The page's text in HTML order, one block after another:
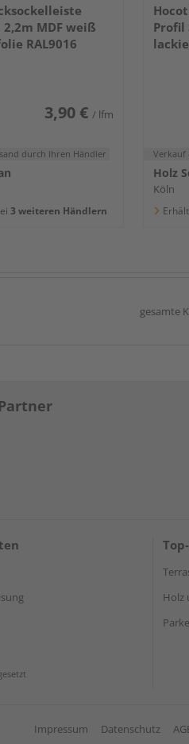
MDF weiß
RAL9016
3,90 € / lfm
durch Ihren Händler
3 weiteren Händlern
Profil
Verkauf
Holz
Köln
gesamte
Holz
Impressum Datenschutz